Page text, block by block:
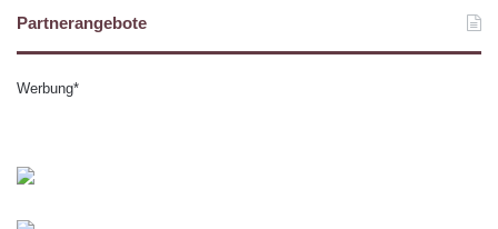
Partnerangebote
Werbung*